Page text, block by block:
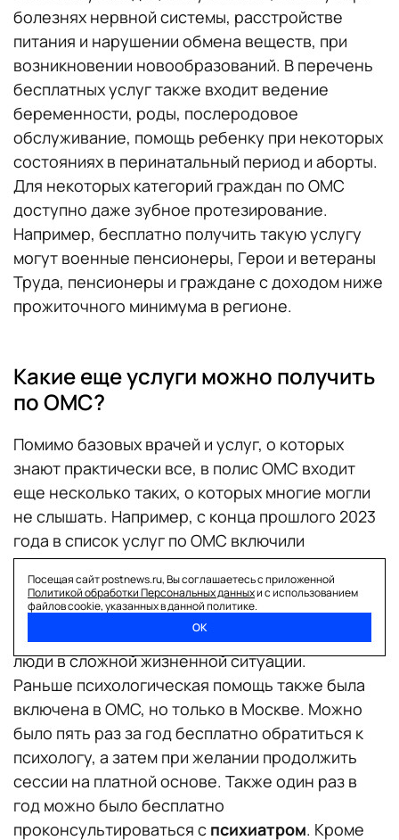
болезнях нервной системы, расстройстве
питания и нарушении обмена веществ, при
возникновении новообразований. В перечень
бесплатных услуг также входит ведение
беременности, роды, послеродовое
обслуживание, помощь ребенку при некоторых
состояниях в перинатальный период и аборты.
Для некоторых категорий граждан по ОМС
доступно даже зубное протезирование.
Например, бесплатно получить такую услугу
могут военные пенсионеры, Герои и ветераны
Труда, пенсионеры и граждане с доходом ниже
прожиточного минимума в регионе.
Какие еще услуги можно получить
по ОМС?
Помимо базовых врачей и услуг, о которых
знают практически все, в полис ОМС входит
еще несколько таких, о которых многие могли
не слышать. Например, с конца прошлого 2023
года в список услуг по ОМС включили
психологадля некоторых категорий граждан.
Теперь обратиться к специалисту могут
ветераны боевых действий, беременные и
женщины в послеродовом периоде, а также
люди в сложной жизненной ситуации.
Раньше психологическая помощь также была
включена в ОМС, но только в Москве. Можно
было пять раз за год бесплатно обратиться к
психологу, а затем при желании продолжить
сессии на платной основе. Также один раз в
год можно было бесплатно
проконсультироваться с психиатром. Кроме
Посещая сайт postnews.ru, Вы соглашаетесь с приложенной
Политикой обработки Персональных данныхи с использованием
файлов cookie, указанных в данной политике.
ОК